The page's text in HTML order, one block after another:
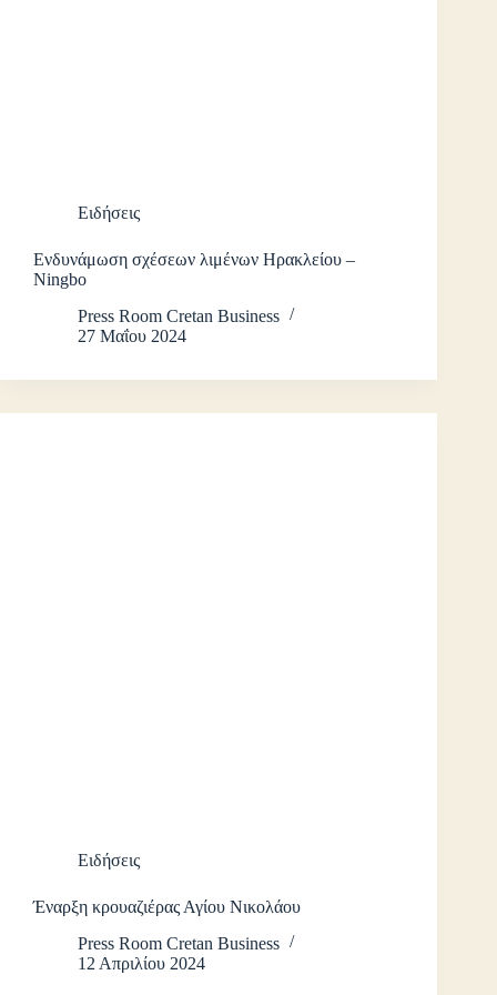
Ειδήσεις
Ενδυνάμωση σχέσεων λιμένων Ηρακλείου –
Ningbo
Press Room Cretan Business
27 Μαΐου 2024
Ειδήσεις
Έναρξη κρουαζιέρας Αγίου Νικολάου
Press Room Cretan Business
12 Απριλίου 2024